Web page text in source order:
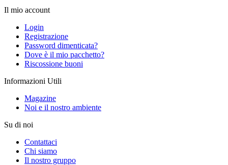
Il mio account
Login
Registrazione
Password dimenticata?
Dove è il mio pacchetto?
Riscossione buoni
Informazioni Utili
Magazine
Noi e il nostro ambiente
Su di noi
Contattaci
Chi siamo
Il nostro gruppo